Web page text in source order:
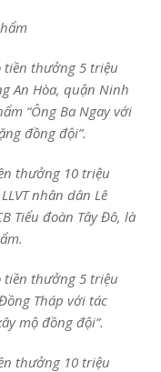
tiền thưởng 5 triệu
An Hòa, quận Ninh
“Ông Ba Ngay với
đồng đội”.
thưởng 10 triệu
nhân dân Lê
Tiểu đoàn Tây Đô, là
tiền thưởng 5 triệu
Tháp với tác
mộ đồng đội”.
thưởng 10 triệu